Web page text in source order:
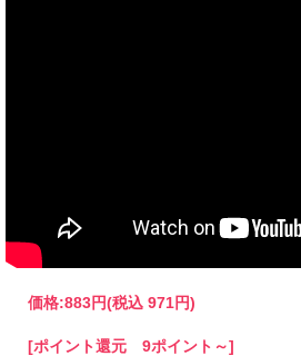
価格:883円(税込 971円)
[ポイント還元 9ポイント～]